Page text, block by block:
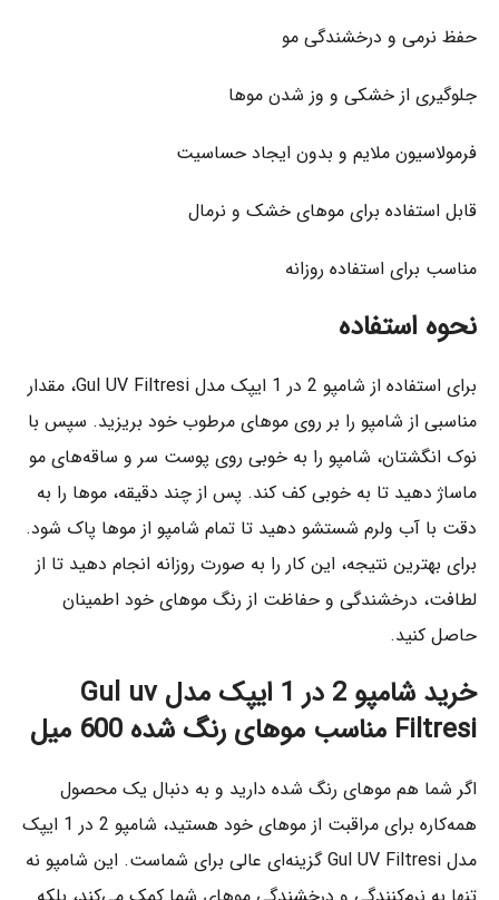
حفظ نرمی و درخشندگی مو
جلوگیری از خشکی و وز شدن موها
فرمولاسیون ملایم و بدون ایجاد حساسیت
قابل استفاده برای موهای خشک و نرمال
مناسب برای استفاده روزانه
نحوه استفاده
برای استفاده از شامپو 2 در 1 ایپک مدل Gul UV Filtresi، مقدار
مناسبی از شامپو را بر روی موهای مرطوب خود بریزید. سپس با
نوک انگشتان، شامپو را به خوبی روی پوست سر و ساقه‌های مو
ماساژ دهید تا به خوبی کف کند. پس از چند دقیقه، موها را به
دقت با آب ولرم شستشو دهید تا تمام شامپو از موها پاک شود.
برای بهترین نتیجه، این کار را به صورت روزانه انجام دهید تا از
لطافت، درخشندگی و حفاظت از رنگ موهای خود اطمینان
حاصل کنید.
خرید شامپو 2 در 1 ایپک مدل Gul uv
Filtresi مناسب موهای رنگ شده 600 میل
اگر شما هم موهای رنگ شده دارید و به دنبال یک محصول
همه‌کاره برای مراقبت از موهای خود هستید، شامپو 2 در 1 ایپک
مدل Gul UV Filtresi گزینه‌ای عالی برای شماست. این شامپو نه